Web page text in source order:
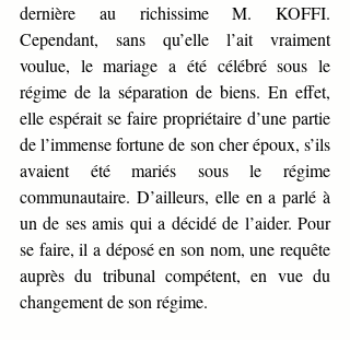
dernière au richissime M. KOFFI.
Cependant, sans qu’elle l’ait vraiment
voulue, le mariage a été célébré sous le
régime de la séparation de biens. En effet,
elle espérait se faire propriétaire d’une partie
de l’immense fortune de son cher époux, s’ils
avaient été mariés sous le régime
communautaire. D’ailleurs, elle en a parlé à
un de ses amis qui a décidé de l’aider. Pour
se faire, il a déposé en son nom, une requête
auprès du tribunal compétent, en vue du
changement de son régime.